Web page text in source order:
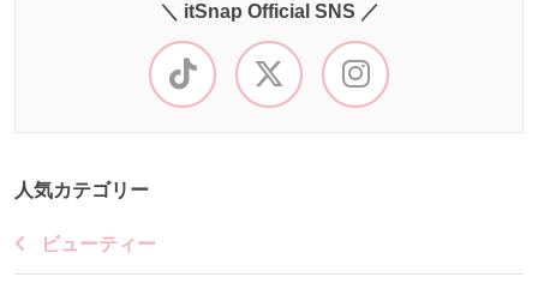
＼ itSnap Official SNS ／
人気カテゴリー
ビューティー